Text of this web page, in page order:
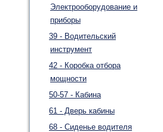
Электрооборудование и
приборы
39 - Водительский
инструмент
42 - Коробка отбора
мощности
50-57 - Кабина
61 - Дверь кабины
68 - Сиденье водителя